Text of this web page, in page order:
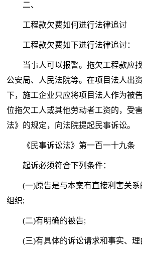
二、
工程款欠费如何进行法律追讨
工程款欠费如下进行法律追讨：
当事人可以报警。拖欠工程款应
公安局、人民法院等。在项目法人出
下，施工企业只应将项目法人作为被
位拖欠工人或其他劳动者工资的，受
法》的规定，向法院提起民事诉讼。
《民事诉讼法》第一百一十九条
起诉必须符合下列条件：
(一)原告是与本案有直接利害关
组织;
(二)有明确的被告;
(三)有具体的诉讼请求和事实、理